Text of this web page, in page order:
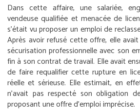
Dans cette affaire, une salariée,
vendeuse qualifiée et menacée de
s’était vu proposer un emploi de
Après avoir refusé cette offre, elle
sécurisation professionnelle avec son
fin à son contrat de travail. Elle avait
de faire requalifier cette rupture en
réelle et sérieuse. Elle estimait, en
n’avait pas respecté son obligation
proposant une offre d’emploi imprécise.